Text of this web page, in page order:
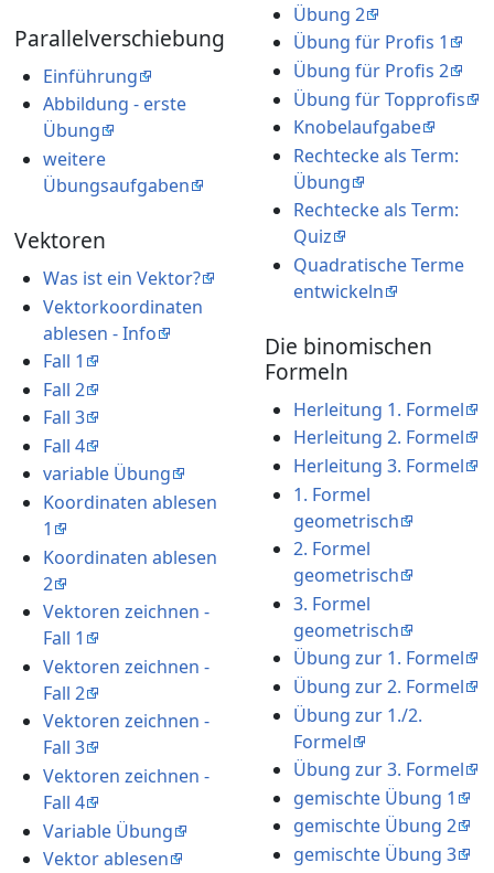
Parallelverschiebung
Einführung
Abbildung - erste
Übung
weitere
Übungsaufgaben
Vektoren
Was ist ein Vektor?
Vektorkoordinaten
ablesen - Info
Fall 1
Fall 2
Fall 3
Fall 4
variable Übung
Koordinaten ablesen
1
Koordinaten ablesen
2
Vektoren zeichnen -
Fall 1
Vektoren zeichnen -
Fall 2
Vektoren zeichnen -
Fall 3
Vektoren zeichnen -
Fall 4
Variable Übung
Vektor ablesen
Übung 2
Übung für Profis 1
Übung für Profis 2
Übung für Topprofis
Knobelaufgabe
Rechtecke als Term:
Übung
Rechtecke als Term:
Quiz
Quadratische Terme
entwickeln
Die binomischen
Formeln
Herleitung 1. Formel
Herleitung 2. Formel
Herleitung 3. Formel
1. Formel
geometrisch
2. Formel
geometrisch
3. Formel
geometrisch
Übung zur 1. Formel
Übung zur 2. Formel
Übung zur 1./2.
Formel
Übung zur 3. Formel
gemischte Übung 1
gemischte Übung 2
gemischte Übung 3